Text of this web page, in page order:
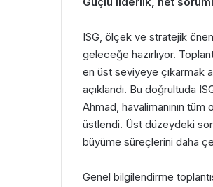
ISG, ölçek ve stratejik
geleceğe hazırlıyor.
en üst seviyeye çıkarmak
açıklandı. Bu doğrultuda
Ahmad, havalimanının
üstlendi. Üst düzeydeki
büyüme süreçlerini daha
Genel bilgilendirme